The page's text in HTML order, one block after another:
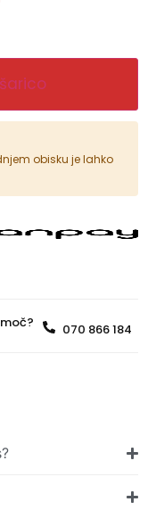
obisku je lahko
070 866 184